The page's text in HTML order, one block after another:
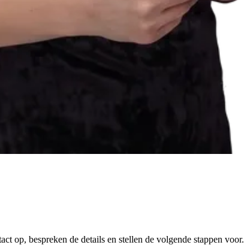
op, bespreken de details en stellen de volgende stappen voor.